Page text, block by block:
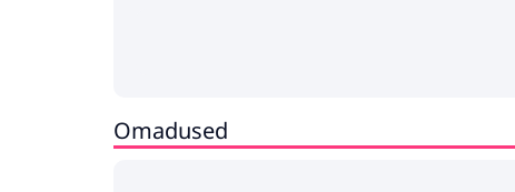
1 x nurgadiivan
4 x keskmine diivan
Omadused